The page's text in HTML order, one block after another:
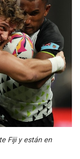
Fiji y están en